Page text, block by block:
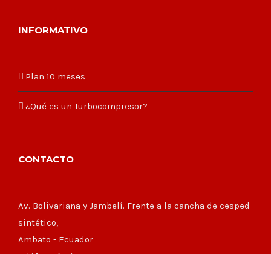
INFORMATIVO
Plan 10 meses
¿Qué es un Turbocompresor?
CONTACTO
Av. Bolivariana y Jambelí. Frente a la cancha de cesped
sintético,
Ambato - Ecuador